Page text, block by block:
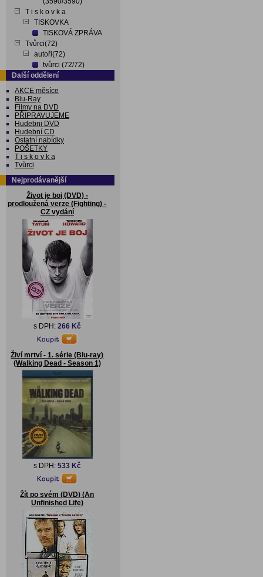
T i s k o v k a
TISKOVKA
TISKOVÁ ZPRÁVA
Tvůrci(72)
autoři(72)
tvůrci (72/72)
Další oddělení
AKCE měsíce
Blu-Ray
Filmy na DVD
PŘIPRAVUJEME
Hudebni DVD
Hudební CD
Ostatní nabídky
POŠETKY
T i s k o v k a
Tvůrci
Nejprodávanější
Život je boj (DVD) -
prodloužená verze (Fighting) -
CZ vydání
s DPH: 266 Kč
Živí mrtví - 1. série (Blu-ray)
(Walking Dead - Season 1)
s DPH: 533 Kč
Žít po svém (DVD) (An
Unfinished Life)